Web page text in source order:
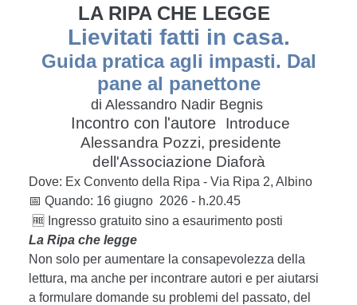
LA RIPA CHE LEGGE
Lievitati fatti in casa.
Guida pratica agli impasti. Dal
pane al panettone
di Alessandro Nadir Begnis
Incontro con l'autore Introduce
Alessandra Pozzi, presidente
dell'Associazione Diaforà
Dove: Ex Convento della Ripa - Via Ripa 2, Albino
📅 Quando: 16 giugno 2026 - h.20.45
🆓 Ingresso gratuito sino a esaurimento posti
La Ripa che legge
Non solo per aumentare la consapevolezza della
lettura, ma anche per incontrare autori e per aiutarsi
a formulare domande su problemi del passato, del